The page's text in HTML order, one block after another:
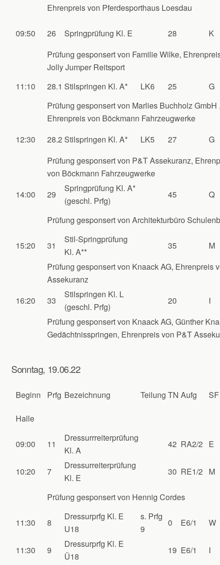
Ehrenpreis von Pferdesporthaus Loesdau
09:50 26 Springprüfung Kl. E 28
K
Prüfung gesponsert von Familie Wilke,
Jolly Jumper Reitsport
11:10
28.1 Stilspringen Kl. A* LK6 25
G
Prüfung gesponsert von Marlies Buchholz GmbH
Ehrenpreis von Böckmann Fahrzeugwerke
12:30
28.2 Stilspringen Kl. A* LK5 27
G
Prüfung gesponsert von P&T Assekuranz,
von Böckmann Fahrzeugwerke
14:00
29
Springprüfung Kl. A*
(geschl. Prfg)
45 Q
Prüfung gesponsert von Architekturbüro
15:20 31
Stil-Springprüfung
Kl. A**
35
M
Prüfung gesponsert von Knaack AG, Ehrenpreis
Assekuranz
16:20
33
Stilspringen Kl. L
(geschl. Prfg)
20
I
Prüfung gesponsert von Knaack AG, Günther
Gedächtnisspringen, Ehrenpreis von P&T
Sonntag, 19.06.22
Beginn Prfg Bezeichnung Teilung TN Aufg SF
Halle
09:00 11
Dressurrreiterprüfung
Kl. A
42 RA2/2 E
10:20 7
Dressurreiterprüfung
Kl. E
30 RE1/2 M
Prüfung gesponsert von Hennig Cordes
11:30 8
Dressurprfg Kl. E
U18
s. Prfg
9
0 E6/1 W
11:30 9
Dressurprfg Kl. E
Ü18
19 E6/1 I